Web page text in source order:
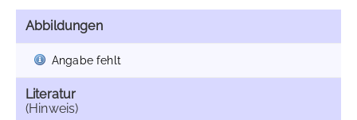
Abbildungen
Angabe fehlt
Literatur
(Hinweis)